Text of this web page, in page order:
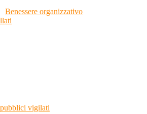
Benessere organizzativo
vigilati